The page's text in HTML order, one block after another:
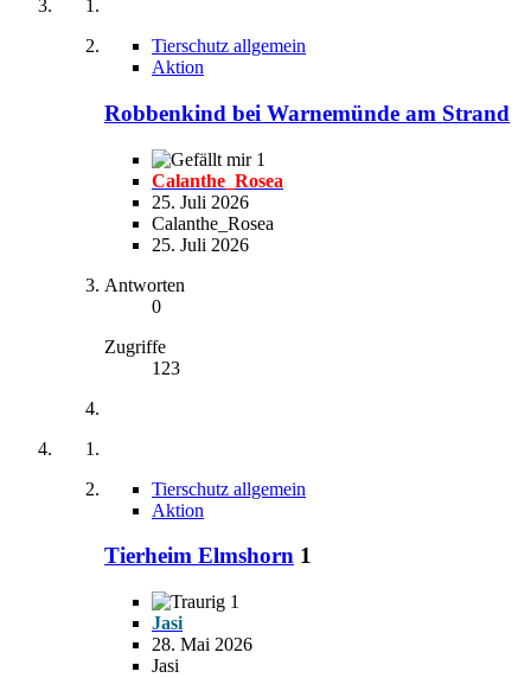
Tierschutz allgemein
Aktion
Robbenkind bei Warnemünde am Strand
1
Calanthe_Rosea
25. Juli 2026
Calanthe_Rosea
25. Juli 2026
Antworten
0
Zugriffe
123
Tierschutz allgemein
Aktion
Tierheim Elmshorn 1
1
Jasi
28. Mai 2026
Jasi